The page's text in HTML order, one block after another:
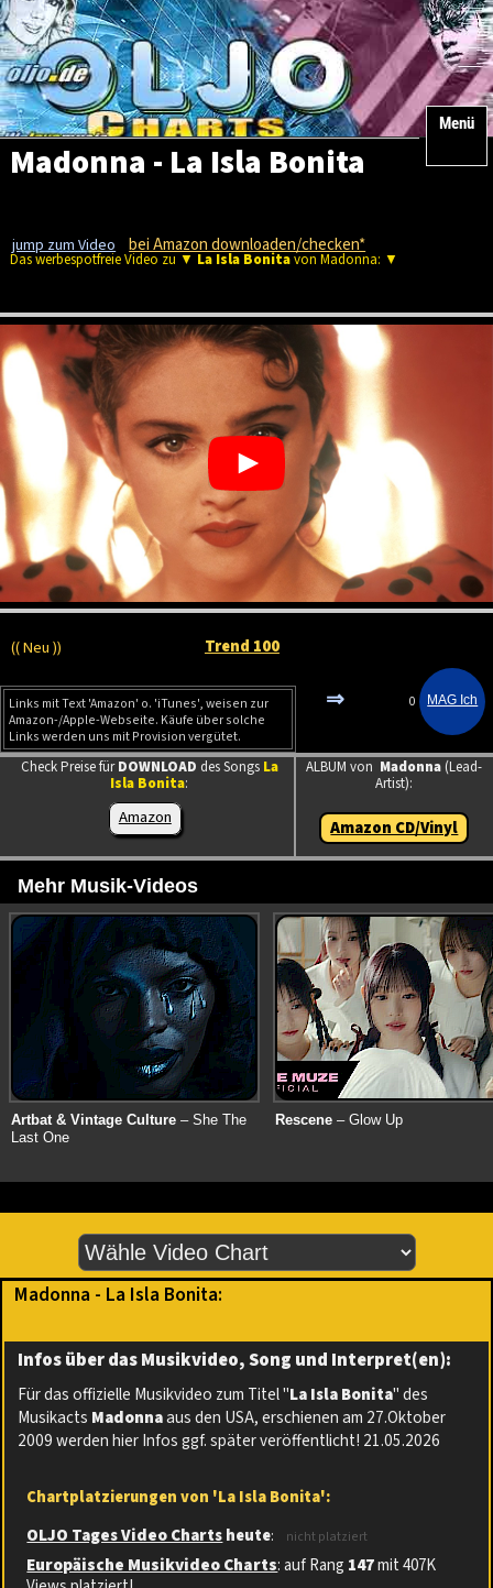
Menü
Madonna - La Isla Bonita
jump zum Video bei Amazon downloaden/checken*
Das werbespotfreie Video zu ▼ La Isla Bonitavon Madonna: ▼
(( Neu )) Trend 100
Links mit Text 'Amazon' o. 'iTunes', weisen zur
Amazon-/Apple-Webseite. Käufe über solche
Links werden uns mit Provision vergütet.
⇒ 0
Check Preise fürDOWNLOAD des Songs La
Isla Bonita:
Amazon
ALBUM von Madonna (Lead-
Artist):
Amazon CD/Vinyl
Mehr Musik-Videos
Artbat & Vintage Culture – She The
Last One
Rescene – Glow Up
Madonna - La Isla Bonita:
Infos über das Musikvideo, Song und Interpret(en):
Für das offizielle Musikvideo zum Titel "La Isla Bonita" des
Musikacts Madonnaaus den USA, erschienen am 27.Oktober
2009 werden hier Infos ggf. später veröffentlicht! 21.05.2026
Chartplatzierungen von 'La Isla Bonita':
OLJO Tages Video Chartsheute: nicht platziert
Europäische Musikvideo Charts: auf Rang 147mit 407K